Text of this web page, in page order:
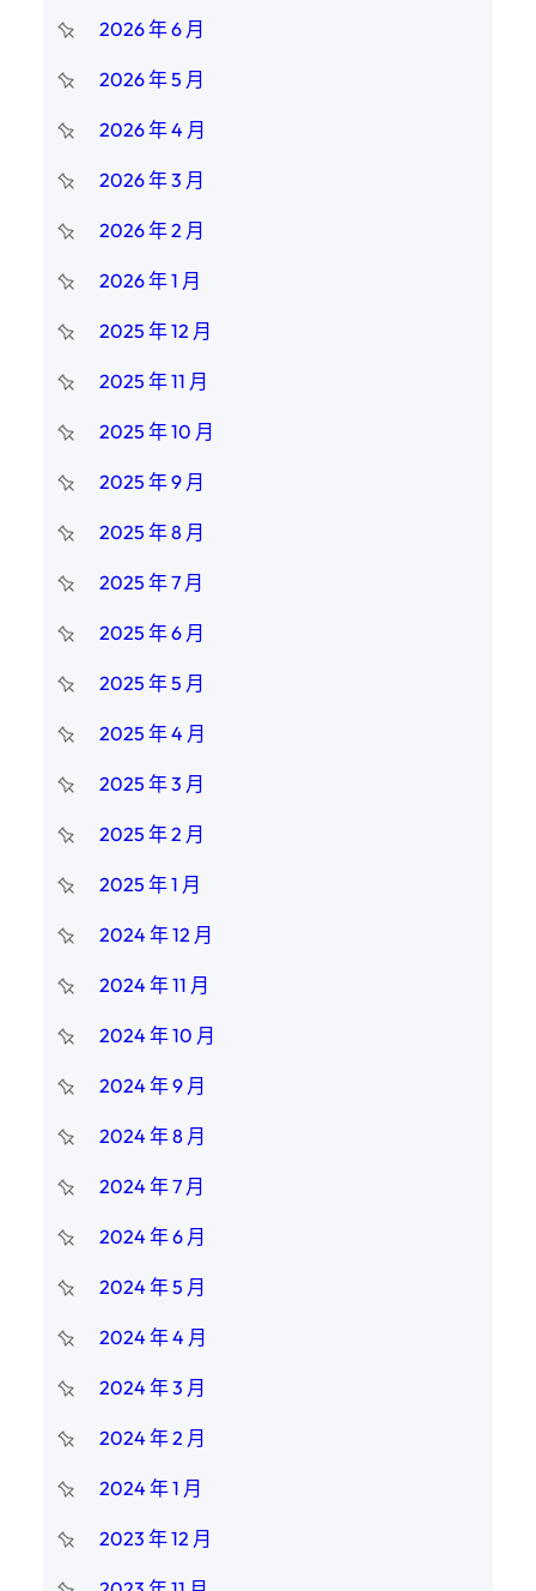
2026 年 6 月
2026 年 5 月
2026 年 4 月
2026 年 3 月
2026 年 2 月
2026 年 1 月
2025 年 12 月
2025 年 11 月
2025 年 10 月
2025 年 9 月
2025 年 8 月
2025 年 7 月
2025 年 6 月
2025 年 5 月
2025 年 4 月
2025 年 3 月
2025 年 2 月
2025 年 1 月
2024 年 12 月
2024 年 11 月
2024 年 10 月
2024 年 9 月
2024 年 8 月
2024 年 7 月
2024 年 6 月
2024 年 5 月
2024 年 4 月
2024 年 3 月
2024 年 2 月
2024 年 1 月
2023 年 12 月